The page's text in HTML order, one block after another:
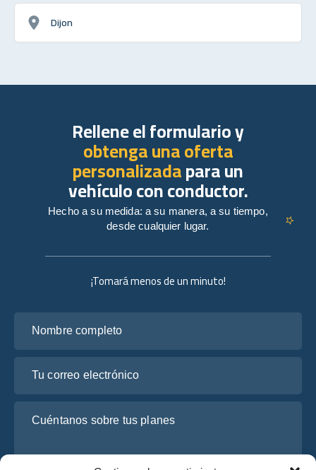
Dijon
¡Tomará menos de un minuto!
Rellene el formulario y
obtenga una oferta
personalizadapara un
vehículo con conductor.
Hecho a su medida: a su manera, a su tiempo,
desde cualquier lugar.